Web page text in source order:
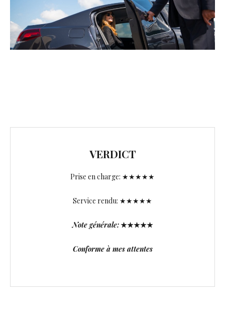
VERDICT
Prise en charge: ★★★★★
Service rendu: ★★★★★
Note générale:★★★★★
Conforme à mes attentes